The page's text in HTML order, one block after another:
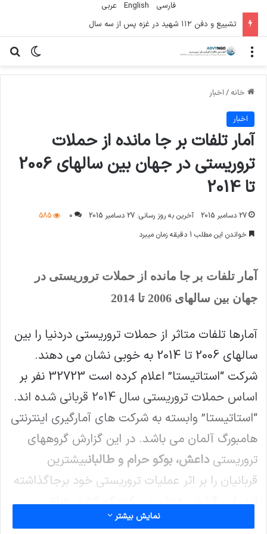
فارسی English
عربي
تشییع و دفن ۱۱۲ شهید در غزه پس از سه سال
تغییر منو
خانه / اخبار
اخبار
آمار تلفات بر جا مانده از حملات
تروریستی در جهان بین سالهای 2006
تا 2014
27 دسامبر 2015 آخرین به روز رسانی: 27 دسامبر 2015 0
585
خواندن این مطلب 1 دقیقه زمان میبرد
آمار تلفات بر جا مانده از حملات تروریستی در
جهان بین سالهای 2006 تا 2014
آمارها تلفات متاثر از حملات تروریستی دردنیا را بین
سالهای 2006 تا 2014 به خوبی نشان می دهند.
شرکت “استاتیستا” اعلام کرده است 32723 نفر بر
اساس حملات تروریستی سال 2014 قربانی شده اند.
“استاتیستا” وابسته به شرکت های آمارگیری اینترنتی
هامبورگ آلمان می باشد. در این گزارش گروههای
تروریستیداعش، بوکو حرام و طالبانبیشترین
قربانیان را بر اثر عملیات تروریستی خود برجاگذاشته
اند. این گزارش عنوان می کند که کشور عراق
بیشترین قربانانیان تروریسم را به خود اختصاص
نمایش بیشتر